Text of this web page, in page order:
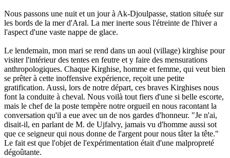
Nous passons une nuit et un jour à Ak-Djoulpasse, station située sur
les bords de la mer d'Aral. La mer inerte sous l'étreinte de l'hiver a
l'aspect d'une vaste nappe de glace.
Le lendemain, mon mari se rend dans un aoul (village) kirghise pour
visiter l'intérieur des tentes en feutre et y faire des mensurations
anthropologiques. Chaque Kirghise, homme et femme, qui veut bien
se prêter à cette inoffensive expérience, reçoit une petite
gratification. Aussi, lors de notre départ, ces braves Kirghises nous
font la conduite à cheval. Nous voilà tout fiers d'une si belle escorte,
mais le chef de la poste tempère notre orgueil en nous racontant la
conversation qu'il a eue avec un de nos gardes d'honneur. "Je n'ai,
disait-il, en parlant de M. de Ujfalvy, jamais vu d'homme aussi sot
que ce seigneur qui nous donne de l'argent pour nous tâter la tête."
Le fait est que l'objet de l'expérimentation était d'une malpropreté
dégoûtante.